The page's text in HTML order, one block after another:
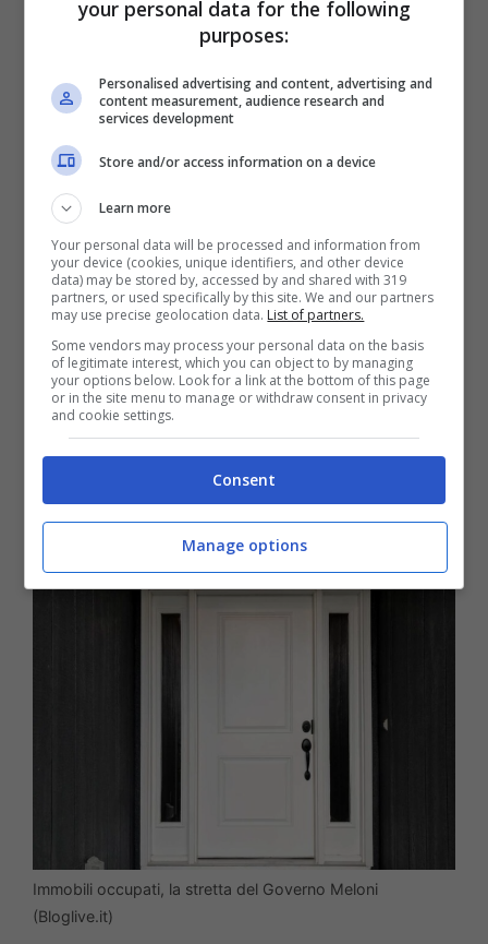
Un totale di circa 50 mila immobili
occupati nel 2021, oggi il numero sarà
aumentato se si considera come solo a
Roma l’amministrazione nel 2023 ha
parlato di una quota del 7/8% di
occupazioni abusive delle 30 mila unità
per gli immobili comunali Ater. Il problema
è più grande e si estende a tutta l’Italia.
Circa3 mila immobili occupati a Palermo
qualche centinaio a Catania e Genova, 24
a Torino e 19 a Venezia. I Rom occupano
illegittimamente 110 alloggi a Reggio
Immobili occupati, la stretta del Governo Meloni
(Bloglive.it)
your personal data for the following
purposes:
Personalised advertising and content, advertising and
content measurement, audience research and
services development
Store and/or access information on a device
Learn more
Your personal data will be processed and information from
your device (cookies, unique identifiers, and other device
data) may be stored by, accessed by and shared with 319
partners, or used specifically by this site. We and our partners
may use precise geolocation data. List of partners.
Some vendors may process your personal data on the basis
of legitimate interest, which you can object to by managing
your options below. Look for a link at the bottom of this page
or in the site menu to manage or withdraw consent in privacy
and cookie settings.
Consent
Manage options